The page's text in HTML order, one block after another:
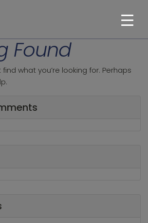
Found
what you’re looking for. Perhaps